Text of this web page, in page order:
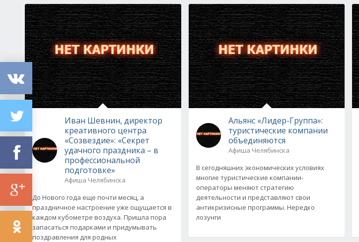
Иван Шевнин, директор
креативного центра
«Созвездие»: «Секрет
удачного праздника – в
профессиональной
подготовке»
Афиша Челябинска
До Нового года еще почти месяц, а
праздничное настроение уже ощущается в
каждом кубометре воздуха. Пришла пора
запасаться подарками и придумывать
поздравления для родных
Альянс «Лидер-Группа»:
туристические компании
объединяются
Афиша Челябинска
В сегодняшних экономических условиях
многие туристические компании-
операторы меняют стратегию
деятельности и представляют свои
антикризисные программы. Нередко
лозунги